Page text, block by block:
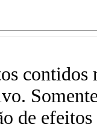
contidos
de